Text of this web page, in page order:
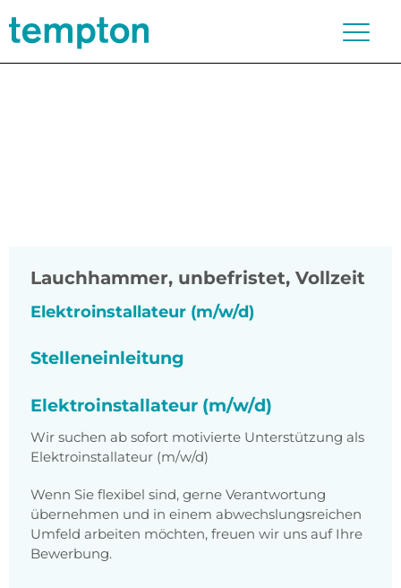
Lauchhammer, unbefristet, Vollzeit
Elektroinstallateur (m/w/d)
Stelleneinleitung
Elektroinstallateur (m/w/d)
Wir suchen ab sofort motivierte Unterstützung als
Elektroinstallateur (m/w/d)
Wenn Sie flexibel sind, gerne Verantwortung
übernehmen und in einem abwechslungsreichen
Umfeld arbeiten möchten, freuen wir uns auf Ihre
Bewerbung.